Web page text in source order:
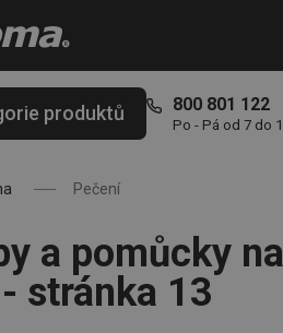
produktů 800 801 122
Po - Pá od 7 do
Pečení
a pomůcky
stránka 13